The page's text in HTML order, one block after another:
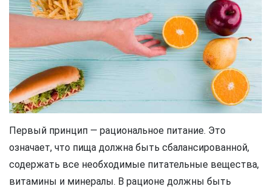
Первый принцип — рациональное питание. Это
означает, что пища должна быть сбалансированной,
содержать все необходимые питательные вещества,
витамины и минералы. В рационе должны быть